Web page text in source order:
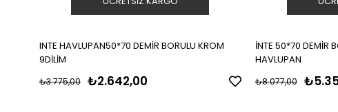
INTE HAVLUPAN50*70 DEMİR BORULU KROM
9DİLİM
₺2.642,00
₺3.775,00
İNTE 50*70 DEMİR
HAVLUPAN
₺8.077,00